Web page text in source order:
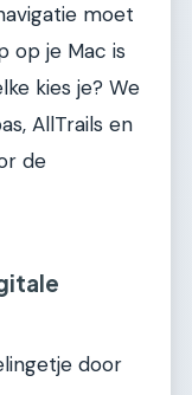
moet
op je Mac is
kies je? We
AllTrails en
de
door